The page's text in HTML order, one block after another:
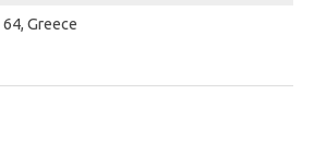
Greece